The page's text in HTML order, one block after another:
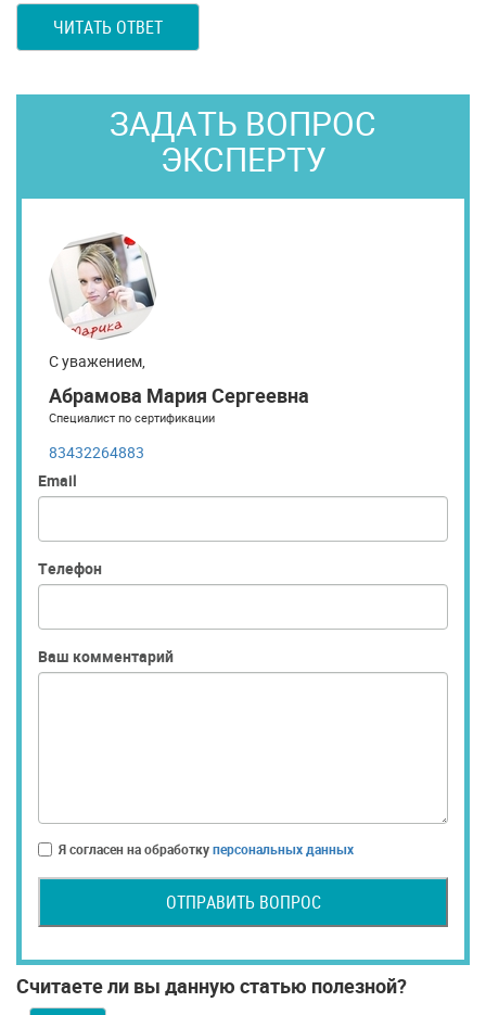
ЧИТАТЬ ОТВЕТ
ЗАДАТЬ ВОПРОС
ЭКСПЕРТУ
С уважением,
Абрамова Мария Сергеевна
Специалист по сертификации
83432264883
Email
Телефон
Ваш комментарий
Я согласен на обработкуперсональных данных
ОТПРАВИТЬ ВОПРОС
Считаете ли вы данную статью полезной?